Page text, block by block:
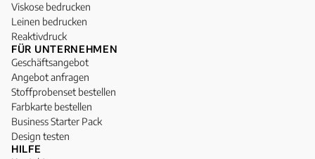
Viskose bedrucken
Leinen bedrucken
Reaktivdruck
FÜR UNTERNEHMEN
Geschäftsangebot
Angebot anfragen
Stoffprobenset bestellen
Farbkarte bestellen
Business Starter Pack
Design testen
HILFE